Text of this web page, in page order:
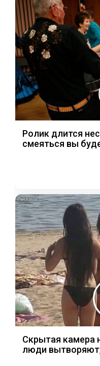
Ролик длится
смеяться вы
Скрытая камера
люди вытворяют,